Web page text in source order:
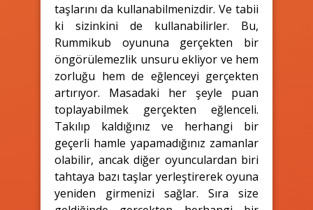
taşlarını da kullanabilmenizdir. Ve tabii
ki sizinkini de kullanabilirler. Bu,
Rummikub oyununa gerçekten bir
öngörülemezlik unsuru ekliyor ve hem
zorluğu hem de eğlenceyi gerçekten
artırıyor. Masadaki her şeyle puan
toplayabilmek gerçekten eğlenceli.
Takılıp kaldığınız ve herhangi bir
geçerli hamle yapamadığınız zamanlar
olabilir, ancak diğer oyunculardan biri
tahtaya bazı taşlar yerleştirerek oyuna
yeniden girmenizi sağlar. Sıra size